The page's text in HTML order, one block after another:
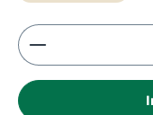
Produkt Anzahl: